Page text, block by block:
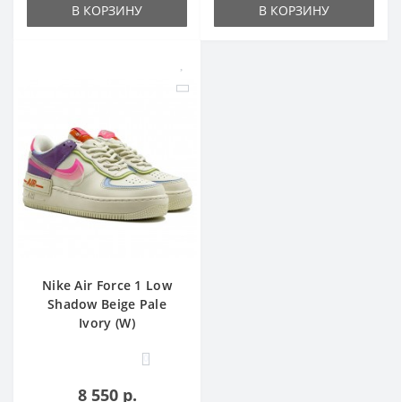
В КОРЗИНУ В КОРЗИНУ
Nike Air Force 1 Low
Shadow Beige Pale
Ivory (W)
0
8 550 р.